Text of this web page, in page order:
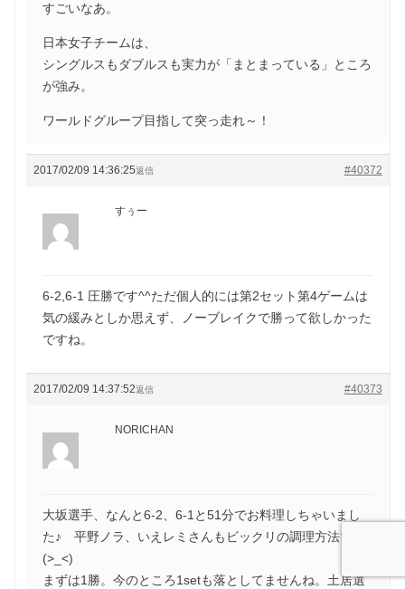
すごいなあ。
日本女子チームは、
シングルスもダブルスも実力が「まとまっている」ところ
が強み。
ワールドグループ目指して突っ走れ～！
2017/02/09 14:36:25 #40372
返信
すぅー
6-2,6-1 圧勝です^^ただ個人的には第2セット第4ゲームは
気の緩みとしか思えず、ノーブレイクで勝って欲しかった
ですね。
2017/02/09 14:37:52 #40373
返信
NORICHAN
大坂選手、なんと6-2、6-1と51分でお料理しちゃいまし
た♪ 平野ノラ、いえレミさんもビックリの調理方法です
(>_<)
まずは1勝。今のところ1setも落としてませんね。土居選